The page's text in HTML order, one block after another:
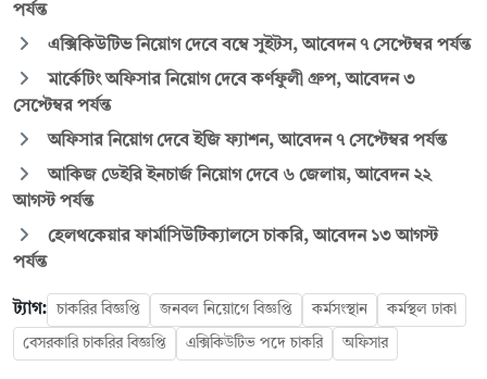
পর্যন্ত
এক্সিকিউটিভ নিয়োগ দেবে বম্বে সুইটস, আবেদন ৭ সেপ্টেম্বর পর্যন্ত
মার্কেটিং অফিসার নিয়োগ দেবে কর্ণফুলী গ্রুপ, আবেদন ৩
সেপ্টেম্বর পর্যন্ত
অফিসার নিয়োগ দেবে ইজি ফ্যাশন, আবেদন ৭ সেপ্টেম্বর পর্যন্ত
আকিজ ডেইরি ইনচার্জ নিয়োগ দেবে ৬ জেলায়, আবেদন ২২
আগস্ট পর্যন্ত
হেলথকেয়ার ফার্মাসিউটিক্যালসে চাকরি, আবেদন ১৩ আগস্ট
পর্যন্ত
ট্যাগ: চাকরির বিজ্ঞপ্তি জনবল নিয়োগে বিজ্ঞপ্তি কর্মসংস্থান কর্মস্থল ঢাকা
বেসরকারি চাকরির বিজ্ঞপ্তি এক্সিকিউটিভ পদে চাকরি অফিসার